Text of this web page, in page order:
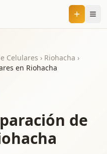
Celulares › Riohacha ›
en Riohacha
de